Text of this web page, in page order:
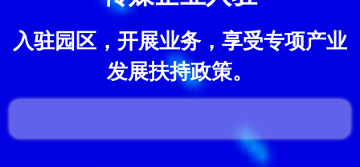
入驻园区，开展业务，享受专项产业
发展扶持政策。